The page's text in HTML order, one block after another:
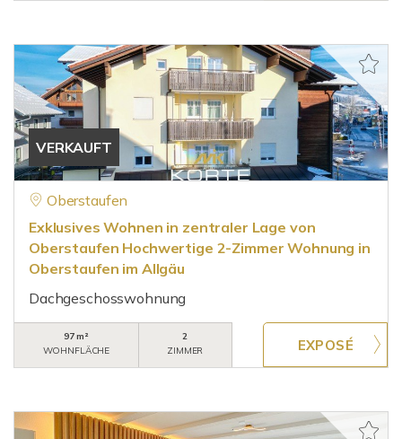
VERKAUFT
Oberstaufen
Exklusives Wohnen in zentraler Lage von
Oberstaufen Hochwertige 2-Zimmer Wohnung in
Oberstaufen im Allgäu
Dachgeschosswohnung
97 m²
WOHNFLÄCHE
2
ZIMMER